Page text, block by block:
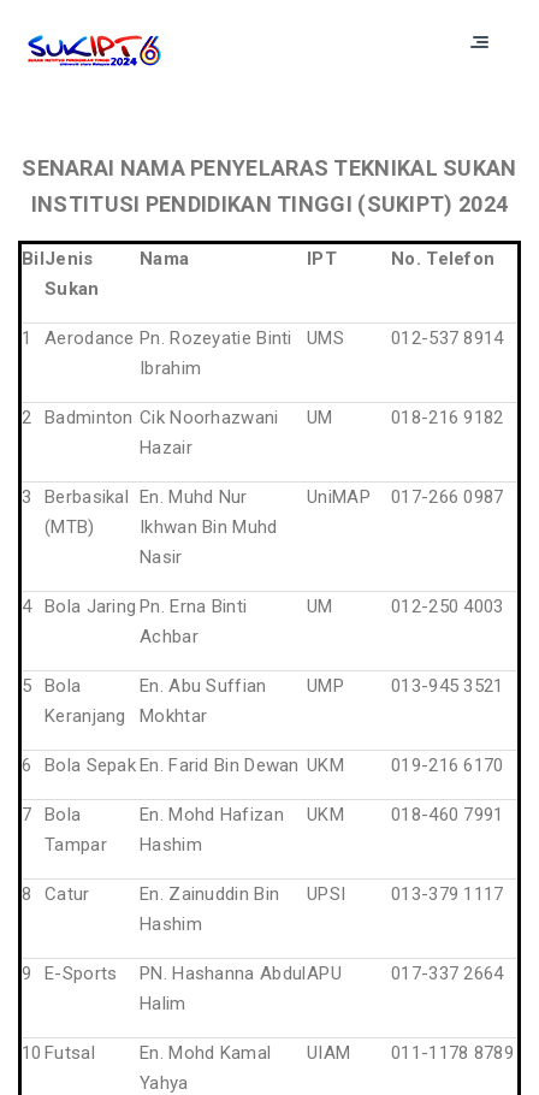
SENARAI NAMA PENYELARAS TEKNIKAL SUKAN
INSTITUSI PENDIDIKAN TINGGI (SUKIPT) 2024
BilJenis
Sukan
Nama IPT No. Telefon
1 Aerodance Pn. Rozeyatie Binti
Ibrahim
UMS 012-537 8914
2 Badminton Cik Noorhazwani
Hazair
UM 018-216 9182
3
Berbasikal
(MTB)
En. Muhd Nur
Ikhwan Bin Muhd
Nasir
UniMAP 017-266 0987
4 Bola Jaring Pn. Erna Binti
Achbar
UM 012-250 4003
5
Bola
Keranjang
En. Abu Suffian
Mokhtar
UMP 013-945 3521
6 Bola SepakEn. Farid Bin Dewan UKM 019-216 6170
7
Bola
Tampar
En. Mohd Hafizan
Hashim
UKM 018-460 7991
8 Catur
En. Zainuddin Bin
Hashim
UPSI 013-379 1117
9 E-Sports
PN. Hashanna Abdul
Halim
APU 017-337 2664
10 Futsal
En. Mohd Kamal
Yahya
UIAM 011-1178 8789